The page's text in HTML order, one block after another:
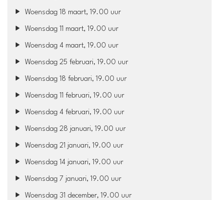
Woensdag 18 maart, 19.00 uur
Woensdag 11 maart, 19.00 uur
Woensdag 4 maart, 19.00 uur
Woensdag 25 februari, 19.00 uur
Woensdag 18 februari, 19.00 uur
Woensdag 11 februari, 19.00 uur
Woensdag 4 februari, 19.00 uur
Woensdag 28 januari, 19.00 uur
Woensdag 21 januari, 19.00 uur
Woensdag 14 januari, 19.00 uur
Woensdag 7 januari, 19.00 uur
Woensdag 31 december, 19.00 uur